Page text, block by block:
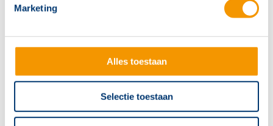
Marketing
Alles toestaan
Selectie toestaan
Contactgegevens
+31 (0)495 584111